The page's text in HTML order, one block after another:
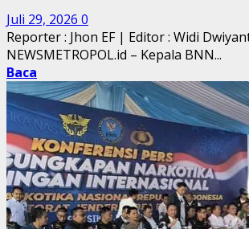
Juli 29, 2026 0
Reporter : Jhon EF | Editor : Widi
NEWSMETROPOL.id – Kepala BNN...
Baca